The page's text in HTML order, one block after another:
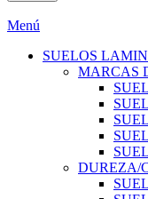
Menú
SUELOS
MARCAS
DUREZA/